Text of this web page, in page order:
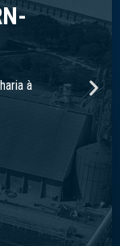
à